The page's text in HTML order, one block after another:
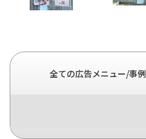
全ての広告メニュー/事例